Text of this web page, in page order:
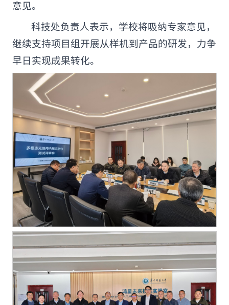
意见。
科技处负责人表示，学校将吸纳专家意见，
继续支持项目组开展从样机到产品的研发，力争
早日实现成果转化。